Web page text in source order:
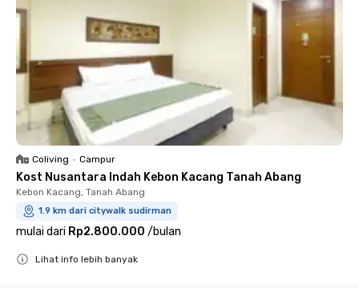
Coliving • Campur
Kost Nusantara Indah Kebon Kacang Tanah Abang
Kebon Kacang, Tanah Abang
1.9 km dari citywalk sudirman
mulai dari Rp2.800.000 /bulan
Lihat info lebih banyak